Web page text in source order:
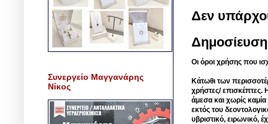
Δεν
Οι όροι χρήσης που
Κάτωθι των
χρήστες/ επισκέπτες.
άμεσα και χωρίς
εκτός του
υβριστικό, ειρωνικό,
Συνεργείο Μαγγανάρης
Νίκος